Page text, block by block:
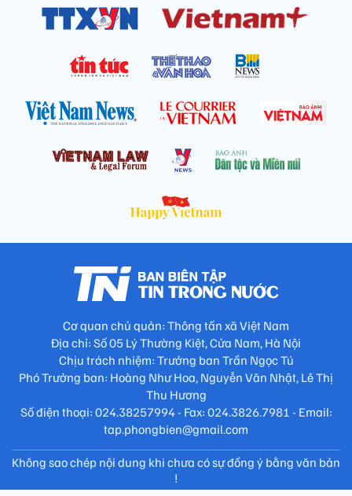
Cơ quan chủ quản: Thông tấn xã Việt Nam
Địa chỉ: Số 05 Lý Thường Kiệt, Cửa Nam, Hà Nội
Chịu trách nhiệm: Trưởng ban Trần Ngọc Tú
Phó Trưởng ban: Hoàng Như Hoa, Nguyễn Văn Nhật, Lê Thị
Thu Hương
Số điện thoại: 024.38257994 - Fax: 024.3826.7981 - Email:
tap.phongbien@gmail.com
Không sao chép nội dung khi chưa có sự đồng ý bằng văn bản
!